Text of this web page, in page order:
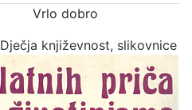
Vrlo dobro
Dječja književnost, slikovnice